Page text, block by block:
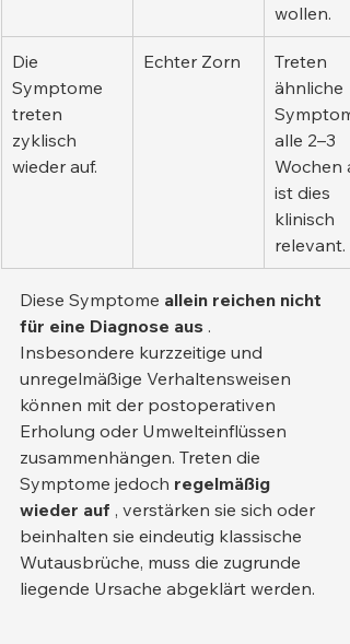
wollen.
Die
Symptome
treten
zyklisch
wieder auf.
Echter Zorn
Treten
ähnliche
alle 2–3
Wochen
ist dies
klinisch
relevant.
Diese Symptome allein reichen nicht
für eine Diagnose aus .
Insbesondere kurzzeitige und
unregelmäßige Verhaltensweisen
können mit der postoperativen
Erholung oder Umwelteinflüssen
zusammenhängen. Treten die
Symptome jedoch regelmäßig
wieder auf , verstärken sie sich oder
beinhalten sie eindeutig klassische
Wutausbrüche, muss die zugrunde
liegende Ursache abgeklärt werden.